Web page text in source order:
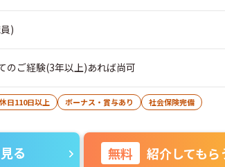
)
のご経験(3年以上)あれば尚可
日110日以上 ボーナス・賞与あり
社会保険完備
る 無料 紹介してもら